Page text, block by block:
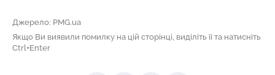
Джерело: PMG.ua
Якщо Ви виявили помилку на цій сторінці, виділіть її та натисніть
Ctrl+Enter